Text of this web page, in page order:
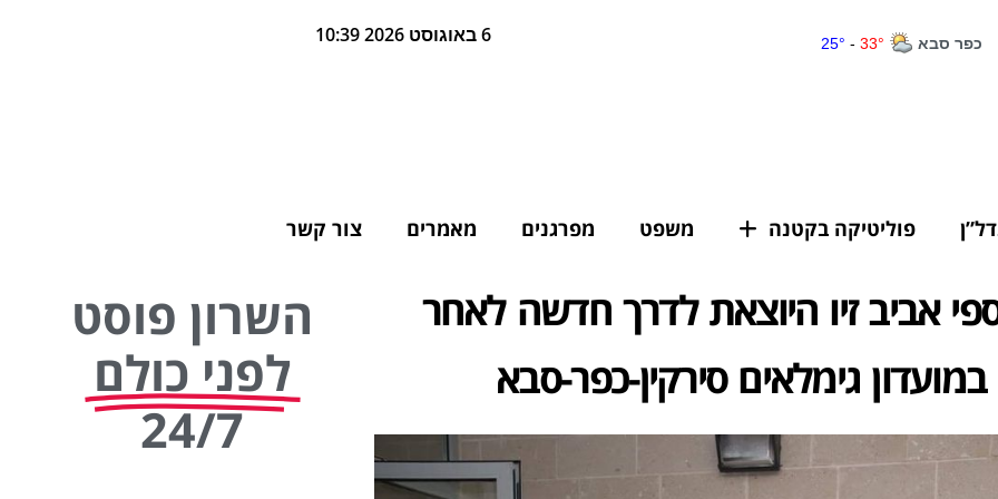
6 באוגוסט 2026 10:39
פוליטיקה בקטנה משפט מפרגנים מאמרים צור קשר
אביב זיו היוצאת לדרך חדשה לאחר
השרון פוסט
לפני כולם
24/7